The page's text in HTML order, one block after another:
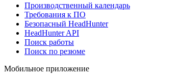
Производственный календарь
Требования к ПО
Безопасный HeadHunter
HeadHunter API
Поиск работы
Поиск по резюме
Мобильное приложение